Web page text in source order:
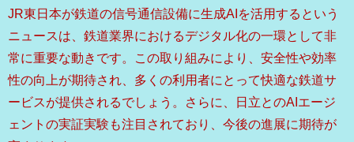
JR東日本が鉄道の信号通信設備に生成AIを活用するという
ニュースは、鉄道業界におけるデジタル化の一環として非
常に重要な動きです。この取り組みにより、安全性や効率
性の向上が期待され、多くの利用者にとって快適な鉄道サ
ービスが提供されるでしょう。さらに、日立とのAIエージ
ェントの実証実験も注目されており、今後の進展に期待が